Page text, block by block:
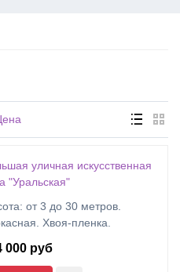
уличная искусственная
"Уральская"
от 3 до 30 метров.
Хвоя-пленка.
000 руб